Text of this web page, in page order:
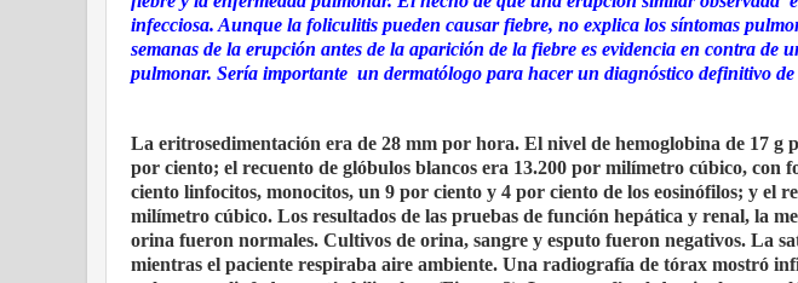
infecciosa. Aunque la foliculitis pueden causar fiebre, no explica los síntomas
semanas de la erupción antes de la aparición de la fiebre es evidencia en contra de
pulmonar. Sería importante un dermatólogo para hacer un diagnóstico definitivo
La eritrosedimentación era de 28 mm por hora. El nivel de hemoglobina de 17 g
por ciento; el recuento de glóbulos blancos era 13.200 por milímetro cúbico, con
ciento linfocitos, monocitos, un 9 por ciento y 4 por ciento de los eosinófilos; y el
milímetro cúbico. Los resultados de las pruebas de función hepática y renal, la
orina fueron normales. Cultivos de orina, sangre y esputo fueron negativos. La
mientras el paciente respiraba aire ambiente. Una radiografía de tórax mostró